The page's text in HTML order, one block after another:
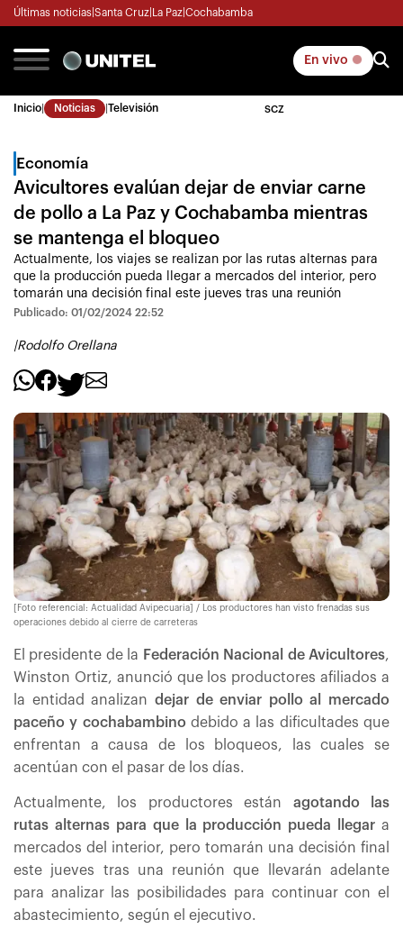
Últimas noticias Santa Cruz La Paz Cochabamba
En vivo
Inicio Noticias Televisión SCZ
Economía
Avicultores evalúan dejar de enviar carne
de pollo a La Paz y Cochabamba mientras
se mantenga el bloqueo
Actualmente, los viajes se realizan por las rutas alternas para
que la producción pueda llegar a mercados del interior, pero
tomarán una decisión final este jueves tras una reunión
Publicado: 01/02/2024 22:52
|Rodolfo Orellana
[Foto referencial: Actualidad Avipecuaria] / Los productores han visto frenadas sus
operaciones debido al cierre de carreteras
El presidente de la Federación Nacional de Avicultores,
Winston Ortiz, anunció que los productores afiliados a
la entidad analizan dejar de enviar pollo al mercado
paceño y cochabambinodebido a las dificultades que
enfrentan a causa de los bloqueos, las cuales se
acentúan con el pasar de los días.
Actualmente, los productores están agotando las
rutas alternas para que la producción pueda llegar a
mercados del interior, pero tomarán una decisión final
este jueves tras una reunión que llevarán adelante
para analizar las posibilidades para continuar con el
abastecimiento, según el ejecutivo.